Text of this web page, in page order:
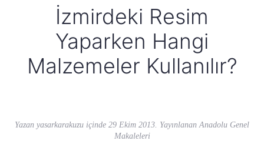
İzmirdeki Resim
Yaparken Hangi
Malzemeler Kullanılır?
Yazan yasarkarakuzu içinde 29 Ekim 2013 . Yayınlanan Anadolu Genel
Makaleleri